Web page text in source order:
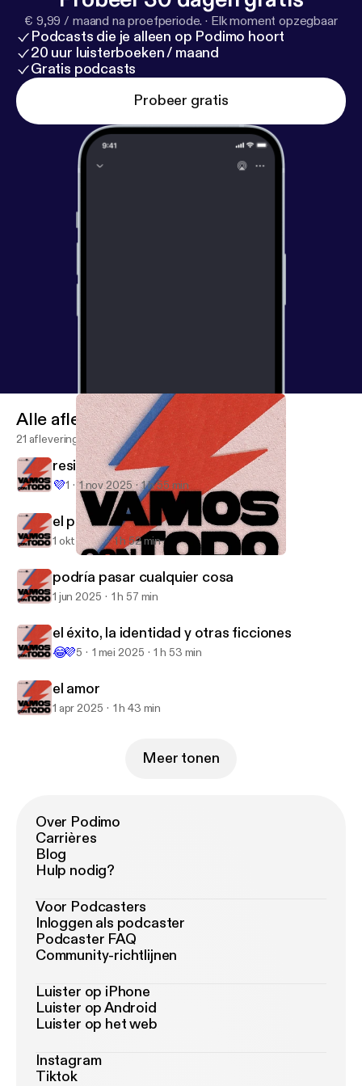
€ 9,99 / maand na proefperiode. · Elk moment opzegbaar
Podcasts die je alleen op Podimo hoort
20 uur luisterboeken / maand
Gratis podcasts
Probeer gratis
Vamos con todo
Alle afleveringen
21 afleveringen
resistencia frente a la llanura
💜1 1 nov 2025 1 h 55 min
el poder y sus tempestades de sal
1 okt 2025 1 h 52 min
podría pasar cualquier cosa
1 jun 2025 1 h 57 min
el éxito, la identidad y otras ficciones
😂💜5 1 mei 2025 1 h 53 min
el amor
1 apr 2025 1 h 43 min
Meer tonen
Over Podimo
Carrières
Blog
Hulp nodig?
Voor Podcasters
Inloggen als podcaster
Podcaster FAQ
Community-richtlijnen
Luister op iPhone
Luister op Android
Luister op het web
Instagram
Tiktok